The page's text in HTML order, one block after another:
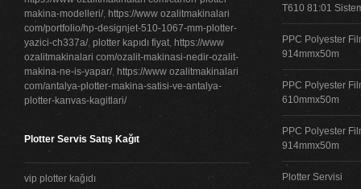
makina-modelleri/, https://www ozalitmakinalari
com/portfolio/hp-designjet-510-1067-mm-plotter-
yazici-ch337a/, plotter kapıdı fiyat, https://www
ozalitmakinalari com/ozalit-makinasi-nedir-ozalit-
makina-ne-is-yapar/, https://www ozalitmakinalari
com/antalya-plotter-makina-satisi-ve-antalya-
plotter-kanvas-kagitlari/
Plotter Servis Satış Kağıt
vip plotter kağıdı
T610 81:01
PPC Polyester
914mmx50m
PPC Polyester
610mmx50m
PPC Polyester
914mmx50m
Plotter Servisi